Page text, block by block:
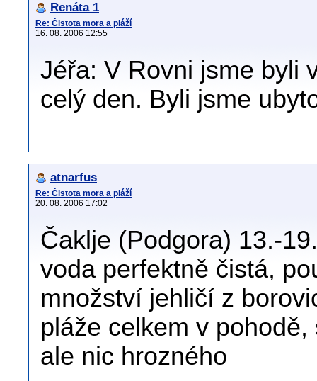
Renáta 1
Re: Čistota mora a pláží
16. 08. 2006 12:55
Jéřa: V Rovni jsme byli
celý den. Byli jsme
atnarfus
Re: Čistota mora a pláží
20. 08. 2006 17:02
Čaklje (Podgora) 13.-
voda perfektně čistá,
množství jehličí z
pláže celkem v
ale nic hrozného